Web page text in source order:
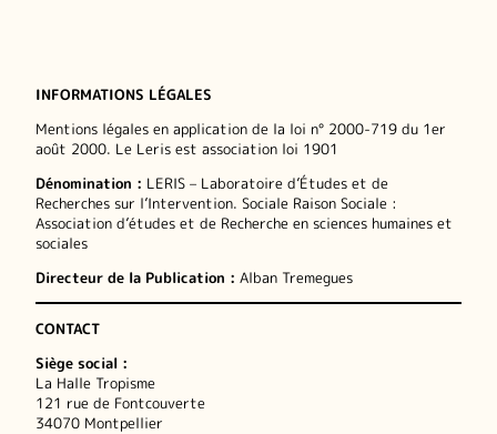
INFORMATIONS LÉGALES
Mentions légales en application de la loi n° 2000-719 du 1er
août 2000. Le Leris est association loi 1901
Dénomination : LERIS – Laboratoire d’Études et de
Recherches sur l’Intervention. Sociale Raison Sociale :
Association d’études et de Recherche en sciences humaines et
sociales
Directeur de la Publication : Alban Tremegues
CONTACT
Siège social :
La Halle Tropisme
121 rue de Fontcouverte
34070 Montpellier